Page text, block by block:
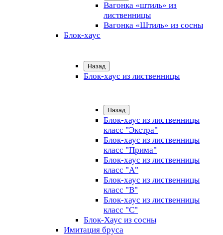
Вагонка «штиль» из
лиственницы
Вагонка «Штиль» из сосны
Блок-хаус
Назад
Блок-хаус из лиственницы
Назад
Блок-хаус из лиственницы
класс "Экстра"
Блок-хаус из лиственницы
класс "Прима"
Блок-хаус из лиственницы
класс "А"
Блок-хаус из лиственницы
класс "B"
Блок-хаус из лиственницы
класс "C"
Блок-Хаус из сосны
Имитация бруса